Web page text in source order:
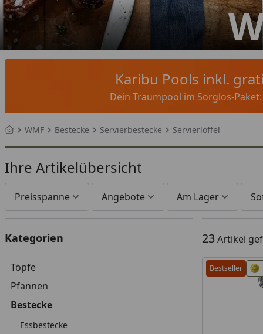
Karibu Pools inkl.
Dein Traumpool im Sorglos-
WMF Bestecke Servierbestecke Servierlöffel
Ihre Artikelübersicht
Preisspanne Angebote Am Lager
Kategorien
Töpfe
Pfannen
Bestecke
Essbestecke
23Artikel
Bestseller